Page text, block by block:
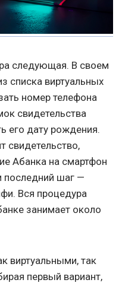
следующая. В своем
списка виртуальных
номер телефона
свидетельства
его дату рождения.
свидетельство,
Абанка на смартфон
последний шаг —
Вся процедура
занимает около
виртуальными, так
первый вариант,